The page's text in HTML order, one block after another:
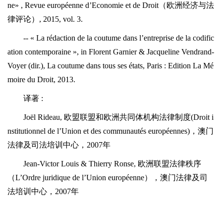
ne» , Revue européenne d’Economie et de Droit（欧洲经济与法
律评论）, 2015, vol. 3.
-- « La rédaction de la coutume dans l’entreprise de la codific
ation contemporaine », in Florent Garnier & Jacqueline Vendrand-
Voyer (dir.), La coutume dans tous ses états, Paris : Edition La Mé
moire du Droit, 2013.
译著 :
Joël Rideau, 欧盟联盟和欧洲共同体机构法律制度(Droit i
nstitutionnel de l’Union et des communautés européennes)，澳门
法律及司法培训中心，2007年
Jean-Victor Louis & Thierry Ronse, 欧洲联盟法律秩序
（L’Ordre juridique de l’Union européenne），澳门法律及司
法培训中心，2007年